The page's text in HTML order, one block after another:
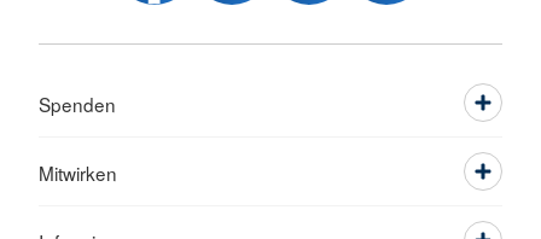
Spenden
Mitwirken